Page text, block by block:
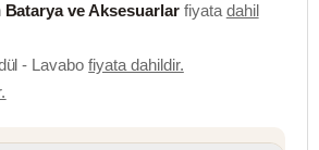
Batarya ve Aksesuarlarfiyata dahil
- Lavabofiyata dahildir.